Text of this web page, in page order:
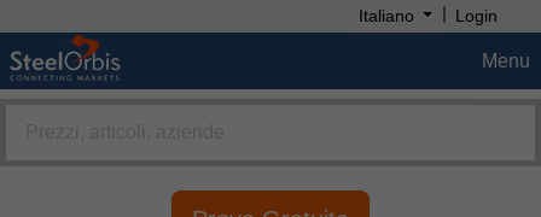
Italiano | Login
Menu